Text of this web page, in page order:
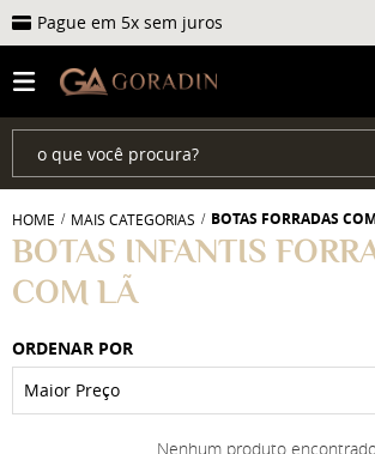
Pague em 5x sem juros
HOME MAIS CATEGORIAS BOTAS FORRADAS
BOTAS INFANTIS
COM LÃ
ORDENAR POR
Maior Preço
Nenhum produto